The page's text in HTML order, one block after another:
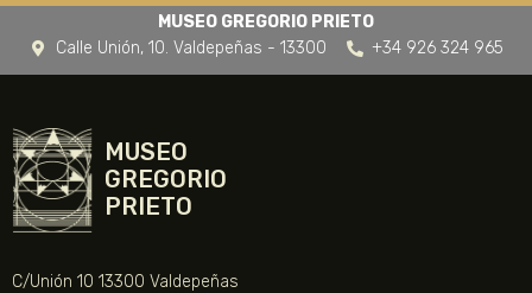
MUSEO GREGORIO PRIETO
Calle Unión, 10. Valdepeñas - 13300
+34 926 324 965
MUSEO
GREGORIO
PRIETO
C/Unión 10 13300 Valdepeñas